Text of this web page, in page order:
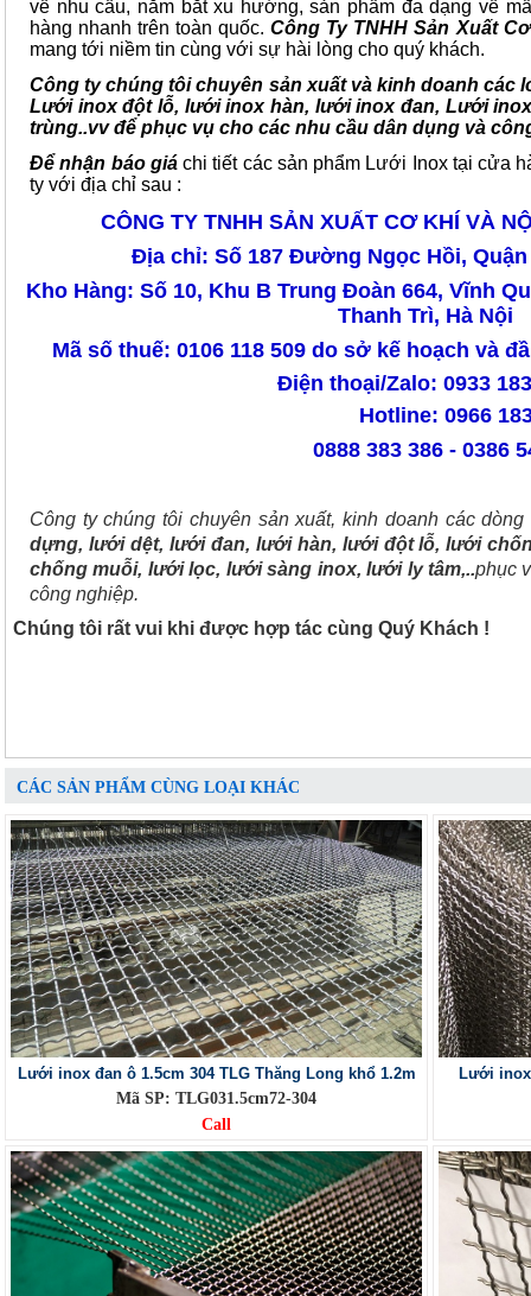
về nhu cầu, nắm bắt xu hướng, sản phẩm đa dạng về
hàng nhanh trên toàn quốc. Công Ty TNHH Sản Xuất
mang tới niềm tin cùng với sự hài lòng cho quý khách.
Công ty chúng tôi chuyên sản xuất và kinh doanh các
Lưới inox đột lỗ, lưới inox hàn, lưới inox đan, Lưới
trùng..vv để phục vụ cho các nhu cầu dân dụng và
Để nhận báo giáchi tiết các sản phẩm Lưới Inox tại cửa
ty với địa chỉ sau :
CÔNG TY TNHH SẢN XUẤT CƠ KHÍ VÀ
Địa chỉ: Số 187 Đường Ngọc Hồi, Quận
Kho Hàng: Số 10, Khu B Trung Đoàn 664, Vĩnh
Thanh Trì, Hà Nội
Mã số thuế: 0106 118 509 do sở kế hoạch và
Điện thoại/Zalo: 0933
Hotline: 0966 183
0888 383 386 - 0386
Công ty chúng tôi chuyên sản xuất, kinh doanh các dòng
dựng, lưới dệt, lưới đan, lưới hàn, lưới đột lỗ, lưới
chống muỗi, lưới lọc, lưới sàng inox, lưới ly tâm,..phục
công nghiệp.
Chúng tôi rất vui khi được hợp tác cùng Quý Khách !
CÁC SẢN PHẨM CÙNG LOẠI KHÁC
Lưới inox đan ô 1.5cm 304 TLG Thăng Long khổ 1.2m
Mã SP: TLG031.5cm72-304
Call
Lưới